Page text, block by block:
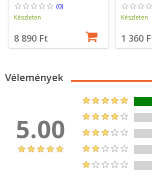
(0)
Készleten
8 890 Ft
Készleten
1 360
Vélemények
5.00